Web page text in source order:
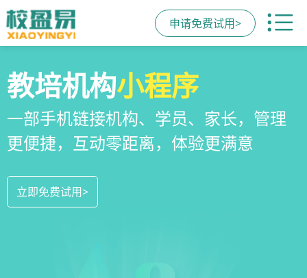
申请免费试用>
全场景招生方案
全场景招生方案+产品矩阵，帮助教育机
构低成本实现生源指数级增长
立即免费试用>
教培机构小程序
一部手机链接机构、学员、家长，管理
更便捷，互动零距离，体验更满意
立即免费试用>
校区运营管理系统
教培机构数字化全场景运营管理系统，
全方位解决学校经营管理难题
立即免费试用>